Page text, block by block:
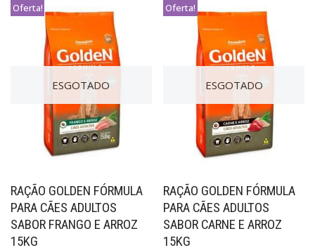
ESGOTADO
Oferta!
RAÇÃO GOLDEN FÓRMULA
PARA CÃES ADULTOS
SABOR FRANGO E ARROZ
15KG
ESGOTADO
Oferta!
RAÇÃO GOLDEN FÓRMULA
PARA CÃES ADULTOS
SABOR CARNE E ARROZ
15KG